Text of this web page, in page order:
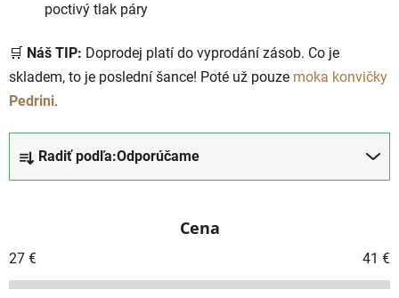
poctivý tlak páry
🛒 Náš TIP: Doprodej platí do vyprodání zásob. Co je
skladem, to je poslední šance! Poté už pouze moka konvičky
Pedrini.
R
a
d
i
e
Radiť podľa:Odporúčame
Cena
27 € 41 €